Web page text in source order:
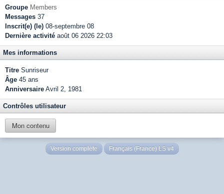
Groupe Members
Messages 37
Inscrit(e) (le) 08-septembre 08
Dernière activité août 06 2026 22:03
Mes informations
Titre Sunriseur
Âge 45 ans
Anniversaire Avril 2, 1981
Contrôles utilisateur
Mon contenu
Version complète Français (France) LS v4